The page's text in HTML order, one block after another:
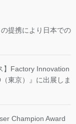
提携により日本での
】Factory Innovation
東京）』に出展しま
Champion Award